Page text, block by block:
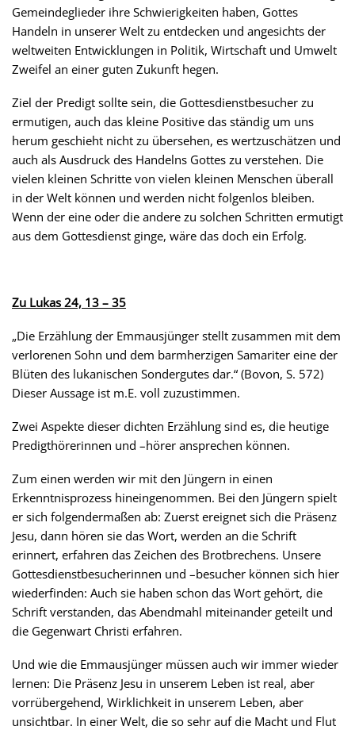
Gemeindeglieder ihre Schwierigkeiten haben, Gottes
Handeln in unserer Welt zu entdecken und angesichts der
weltweiten Entwicklungen in Politik, Wirtschaft und Umwelt
Zweifel an einer guten Zukunft hegen.
Ziel der Predigt sollte sein, die Gottesdienstbesucher zu
ermutigen, auch das kleine Positive das ständig um uns
herum geschieht nicht zu übersehen, es wertzuschätzen und
auch als Ausdruck des Handelns Gottes zu verstehen. Die
vielen kleinen Schritte von vielen kleinen Menschen überall
in der Welt können und werden nicht folgenlos bleiben.
Wenn der eine oder die andere zu solchen Schritten ermutigt
aus dem Gottesdienst ginge, wäre das doch ein Erfolg.
Zu Lukas 24, 13 – 35
„Die Erzählung der Emmausjünger stellt zusammen mit dem
verlorenen Sohn und dem barmherzigen Samariter eine der
Blüten des lukanischen Sondergutes dar.“ (Bovon, S. 572)
Dieser Aussage ist m.E. voll zuzustimmen.
Zwei Aspekte dieser dichten Erzählung sind es, die heutige
Predigthörerinnen und –hörer ansprechen können.
Zum einen werden wir mit den Jüngern in einen
Erkenntnisprozess hineingenommen. Bei den Jüngern spielt
er sich folgendermaßen ab: Zuerst ereignet sich die Präsenz
Jesu, dann hören sie das Wort, werden an die Schrift
erinnert, erfahren das Zeichen des Brotbrechens. Unsere
Gottesdienstbesucherinnen und –besucher können sich hier
wiederfinden: Auch sie haben schon das Wort gehört, die
Schrift verstanden, das Abendmahl miteinander geteilt und
die Gegenwart Christi erfahren.
Und wie die Emmausjünger müssen auch wir immer wieder
lernen: Die Präsenz Jesu in unserem Leben ist real, aber
vorrübergehend, Wirklichkeit in unserem Leben, aber
unsichtbar. In einer Welt, die so sehr auf die Macht und Flut